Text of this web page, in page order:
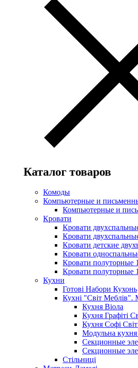
Каталог товаров
Комоды
Компьютерные и
Компьютерные и
Кровати
Кровати
Кровати
Кровати детские
Кровати
Кровати полуторные
Кровати полуторные
Кухни
Готові Набори Кухонь
Кухні "Світ Меблів".
Кухня Віола
Кухня Графіті
Кухня Софі
Модульна
Секционные
Секционные
Стільниці